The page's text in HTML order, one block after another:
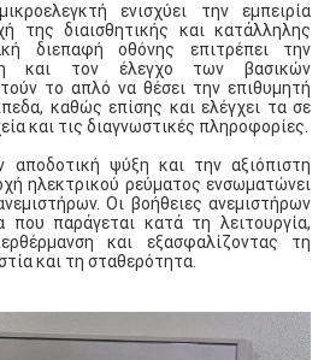
ενισχύει την εμπειρία
της διαισθητικής και κατάλληλης
διεπαφή οθόνης επιτρέπει την
και τον έλεγχο των βασικών
το απλό να θέσει την επιθυμητή
καθώς επίσης και ελέγχει τα σε
και τις διαγνωστικές πληροφορίες.
αποδοτική ψύξη και την αξιόπιστη
ηλεκτρικού ρεύματος ενσωματώνει
Οι βοήθειες ανεμιστήρων
που παράγεται κατά τη λειτουργία,
και εξασφαλίζοντας τη
και τη σταθερότητα.